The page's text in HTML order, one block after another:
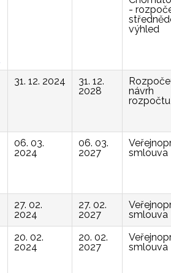
-
výhled
31. 12. 2024
31. 12.
2028
návrh
rozpočtu
06. 03.
2024
06. 03.
2027
smlouva
27. 02.
2024
27. 02.
2027
smlouva
20. 02.
2024
20. 02.
2027
smlouva